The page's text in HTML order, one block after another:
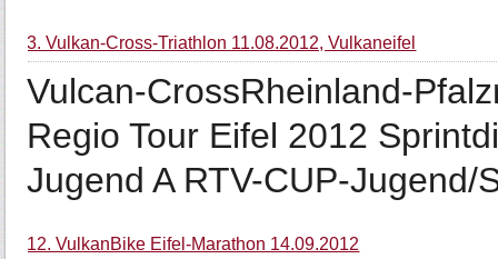
3. Vulkan-Cross-Triathlon 11.08.2012, Vulkaneifel
Vulcan-CrossRheinland-
Regio Tour Eifel 2012
Jugend A RTV-CUP-Jugend/
12. VulkanBike Eifel-Marathon 14.09.2012